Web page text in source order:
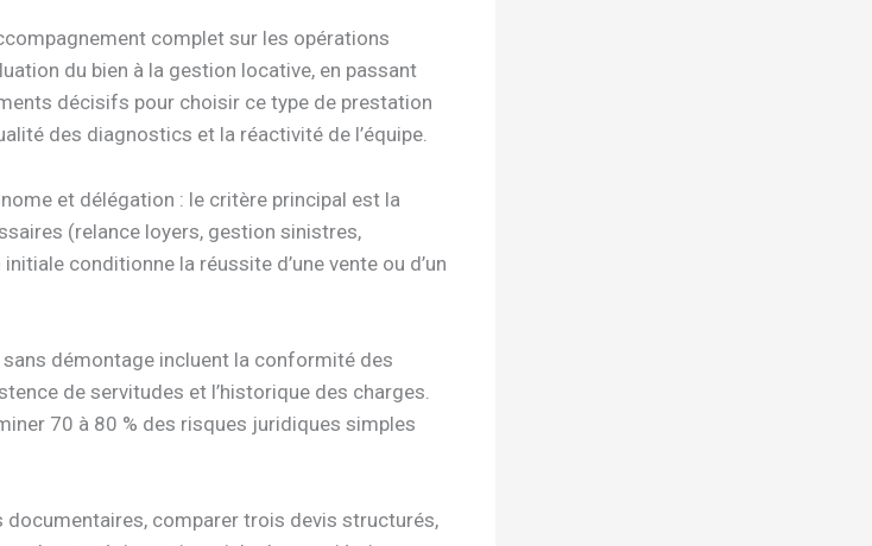
complet sur les opérations
du bien à la gestion locative, en passant
décisifs pour choisir ce type de prestation
des diagnostics et la réactivité de l’équipe.
et délégation : le critère principal est la
(relance loyers, gestion sinistres,
conditionne la réussite d’une vente ou d’un
démontage incluent la conformité des
de servitudes et l’historique des charges.
70 à 80 % des risques juridiques simples
documentaires, comparer trois devis structurés,